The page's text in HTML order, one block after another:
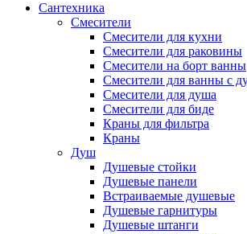
Сантехника
Смесители
Смесители для кухни
Смесители для раковины
Смесители на борт ванны
Смесители для ванны с
Смесители для душа
Смесители для биде
Краны для фильтра
Краны
Душ
Душевые стойки
Душевые панели
Встраиваемые душевые
Душевые гарнитуры
Душевые штанги